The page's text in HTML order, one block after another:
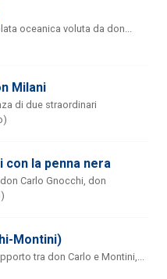
oceanica voluta da don...
Milani
di due straordinari
con la penna nera
Carlo Gnocchi, don
Montini)
tra don Carlo e Montini,...